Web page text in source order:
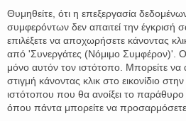
κατά των γυναικών και της
προσαρμογή της ελληνικής
2005/214/ΔΕΥ απόφασης-πλαίσιο,
την απόφαση-πλαίσιο 2009/299/
εφαρμογή της αρχής της
LIANA STATHAKI  CATEGORY
ΠΟΙΝΙΚΌ
Θυμηθείτε, ότι η επεξεργασία
συμφερόντων δεν απαιτεί την έγκρισή
επιλέξετε να αποχωρήσετε κάνοντας
από 'Συνεργάτες (Νόμιμο Συμφέρον)'.
μόνο αυτόν τον ιστότοπο. Μπορείτε
στιγμή κάνοντας κλικ στο εικονίδιο
ιστότοπου που θα ανοίξει το
όπου πάντα μπορείτε να προσαρμόσετε